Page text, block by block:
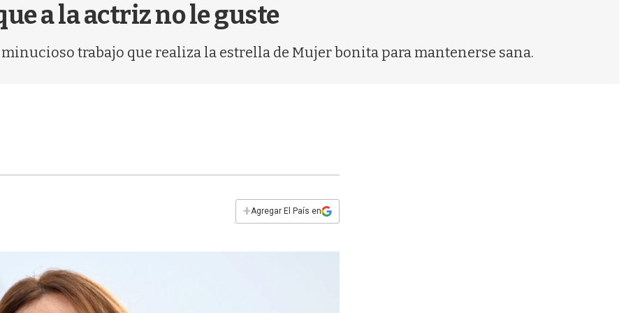
a la actriz no le guste
trabajo que realiza la estrella de Mujer bonita para mantenerse sana.
+Agregar El País en